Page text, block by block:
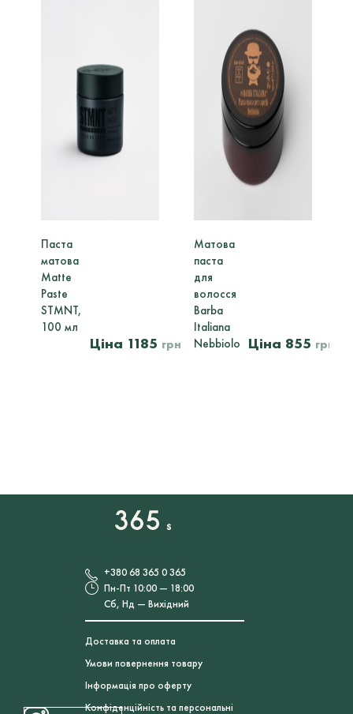
Паста
матова
Matte
Paste
STMNT,
100 мл
1185 грн
Матова
паста
для
волосся
Barba
Italiana
Nebbiolo
855 грн
+380 68 365 0 365
Пн-Пт 10:00 — 18:00
Сб, Нд — Вихідний
Доставка та оплата
Умови повернення товару
Інформація про оферту
Конфіденційність та персональні